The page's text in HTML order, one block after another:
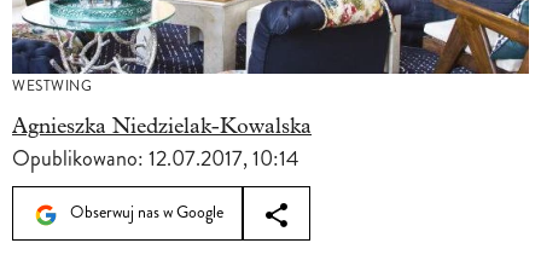
WESTWING
Agnieszka Niedzielak-Kowalska
Opublikowano:12.07.2017, 10:14
Obserwuj nas w Google